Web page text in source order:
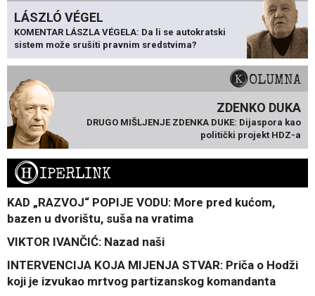
LÁSZLÓ VÉGEL
KOMENTAR LÁSZLA VÉGELA: Da li se autokratski
sistem može srušiti pravnim sredstvima?
KOLUMNA
ZDENKO DUKA
DRUGO MIŠLJENJE ZDENKA DUKE: Dijaspora kao
politički projekt HDZ-a
HIPERLINK
KAD „RAZVOJ“ POPIJE VODU: More pred kućom,
bazen u dvorištu, suša na vratima
VIKTOR IVANČIĆ: Nazad naši
INTERVENCIJA KOJA MIJENJA STVAR: Priča o Hodži
koji je izvukao mrtvog partizanskog komandanta